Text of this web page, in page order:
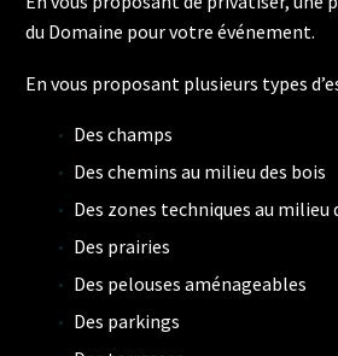
du Domaine pour votre événement.
En vous proposant plusieurs types
Des champs
Des chemins au milieu des bois
Des zones techniques au milieu
Des prairies
Des pelouses aménageables
Des parkings